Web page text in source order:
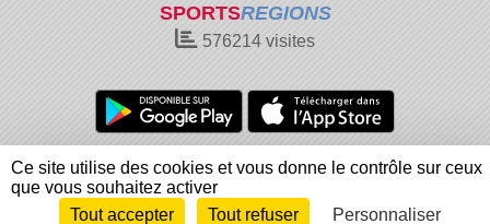
SPORTSREGIONS
576214 visites
Charte cookies
Gestion des cookies
Informations légales
Signaler un contenu inapproprié
Envie de participer ?
Connexion
Ce site utilise des cookies et vous donne le contrôle sur ceux
que vous souhaitez activer
Tout accepter
Tout refuser Personnaliser